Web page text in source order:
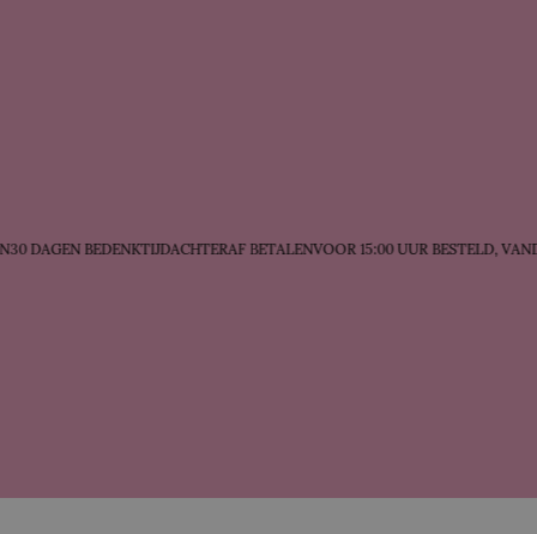
DAGEN BEDENKTIJDACHTERAF BETALENVOOR 15:00 UUR BESTELD,